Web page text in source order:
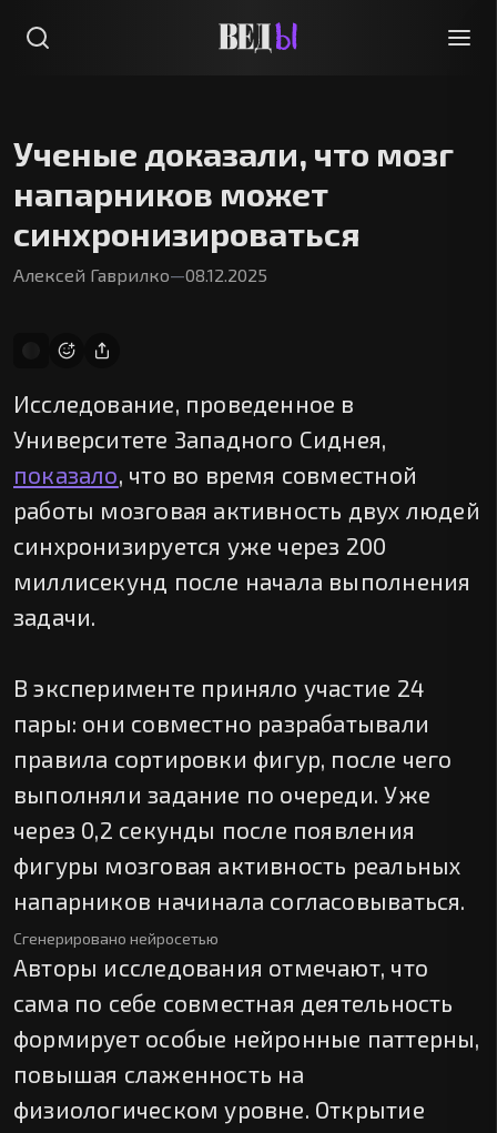
Ученые доказали, что мозг
напарников может
синхронизироваться
Алексей Гаврилко—08.12.2025
Исследование, проведенное в
Университете Западного Сиднея,
показало, что во время совместной
работы мозговая активность двух людей
синхронизируется уже через 200
миллисекунд после начала выполнения
задачи.
В эксперименте приняло участие 24
пары: они совместно разрабатывали
правила сортировки фигур, после чего
выполняли задание по очереди. Уже
через 0,2 секунды после появления
фигуры мозговая активность реальных
напарников начинала согласовываться.
Сгенерировано нейросетью
Авторы исследования отмечают, что
сама по себе совместная деятельность
формирует особые нейронные паттерны,
повышая слаженность на
физиологическом уровне. Открытие